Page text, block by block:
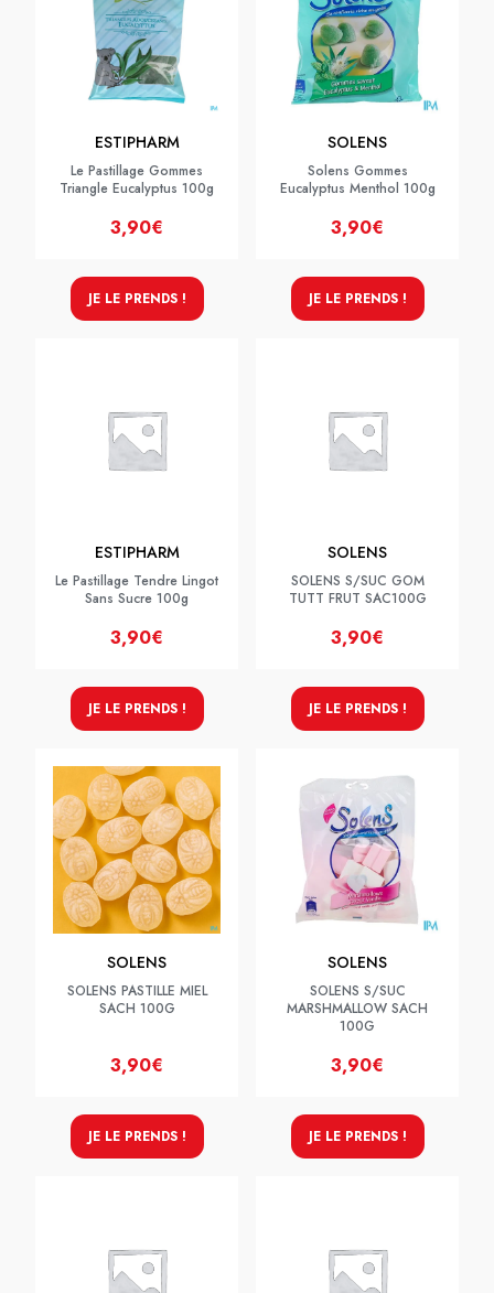
ESTIPHARM
Le Pastillage Gommes
Triangle Eucalyptus 100g
3,90€
JE LE PRENDS !
SOLENS
Solens Gommes
Eucalyptus Menthol 100g
3,90€
JE LE PRENDS !
ESTIPHARM
Le Pastillage Tendre Lingot
Sans Sucre 100g
3,90€
JE LE PRENDS !
SOLENS
SOLENS S/SUC GOM
TUTT FRUT SAC100G
3,90€
JE LE PRENDS !
SOLENS
SOLENS PASTILLE MIEL
SACH 100G
3,90€
JE LE PRENDS !
SOLENS
SOLENS S/SUC
MARSHMALLOW SACH
100G
3,90€
JE LE PRENDS !